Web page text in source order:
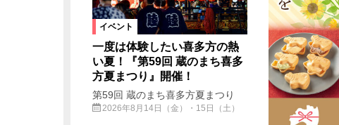
イベント
一度は体験したい喜多方の熱
い夏！『第59回 蔵のまち喜多
方夏まつり』開催！
第59回 蔵のまち喜多方夏まつり
2026年8月14日（金）・15日（土）